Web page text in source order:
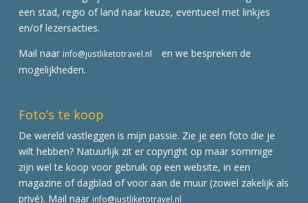
een stad, regio of land naar keuze, eventueel met linkjes
en/of lezersacties.
Mail naar info@justliketotravel.nl
en we bespreken de
mogelijkheden.
Foto’s te koop
De wereld vastleggen is mijn passie. Zie je een foto die je
wilt hebben? Natuurlijk zit er copyright op maar sommige
zijn wel te koop voor gebruik op een website, in een
magazine of dagblad of voor aan de muur (zowel zakelijk als
privé). Mail naar info@justliketotravel.nl